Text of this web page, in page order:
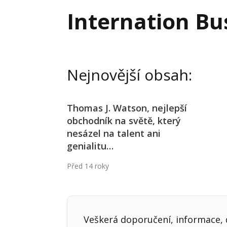
Interim management
Krizové řízení firmy
Internation
Nejnovější obsah:
Thomas J. Watson, nejlepší
obchodník na světě, který
nesázel na talent ani
genialitu…
Před 14 roky
Veškerá doporučení,